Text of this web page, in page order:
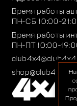
Время работы
ПН-СБ 10:00-
Время работы
ПН-ПТ 10:00-
shop@club4x4.ru